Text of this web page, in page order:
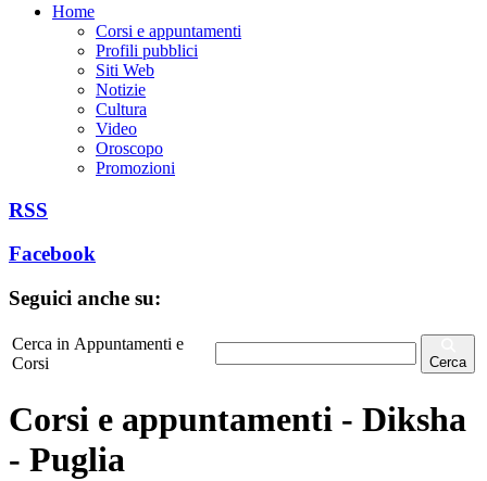
Home
Corsi e appuntamenti
Profili pubblici
Siti Web
Notizie
Cultura
Video
Oroscopo
Promozioni
RSS
Facebook
Seguici anche su:
Cerca in Appuntamenti e
Corsi
Cerca
Corsi e appuntamenti - Diksha
- Puglia